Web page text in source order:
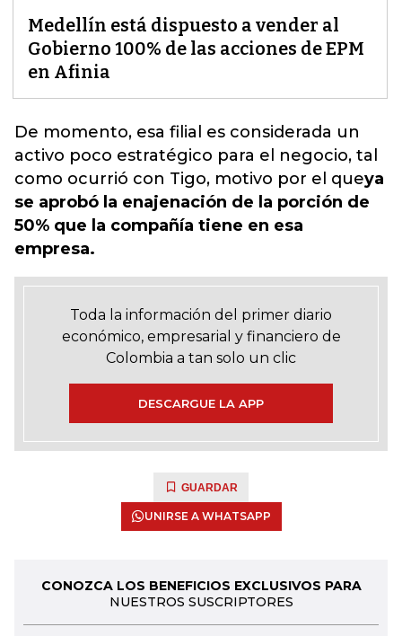
Medellín está dispuesto a vender al
Gobierno 100% de las acciones de EPM
en Afinia
De momento, esa filial es considerada un
activo poco estratégico para el negocio, tal
como ocurrió con Tigo, motivo por el queya
se aprobó la enajenación de la porción de
50% que la compañía tiene en esa
empresa.
Toda la información del primer diario
económico, empresarial y financiero de
Colombia a tan solo un clic
DESCARGUE LA APP
GUARDAR
UNIRSE A WHATSAPP
CONOZCA LOS BENEFICIOS EXCLUSIVOS PARA
NUESTROS SUSCRIPTORES